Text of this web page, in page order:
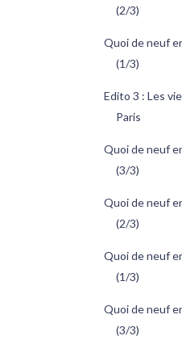
(2/3)
Quoi de neuf
(1/3)
Edito 3 : Les
Paris
Quoi de neuf
(3/3)
Quoi de neuf
(2/3)
Quoi de neuf
(1/3)
Quoi de neuf
(3/3)